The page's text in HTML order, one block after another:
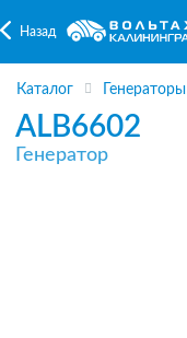
Назад
Каталог Генераторы
ALB6602
Генератор